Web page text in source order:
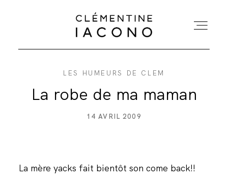
ACCUEIL
A PROPOS
LES HUMEURS DE CLEM
La robe de ma maman
14 AVRIL 2009
La mère yacks fait bientôt son come back!!